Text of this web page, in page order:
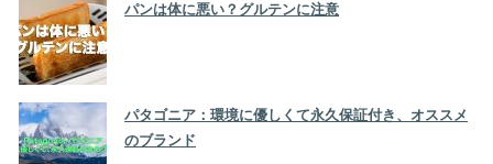
パンは体に悪い？グルテンに注意
パタゴニア：環境に優しくて永久保証付き、オススメ
のブランド